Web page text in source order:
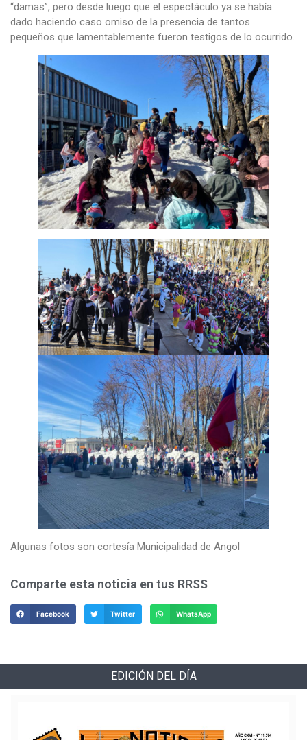
“damas”, pero desde luego que el espectáculo ya se había
dado haciendo caso omiso de la presencia de tantos
pequeños que lamentablemente fueron testigos de lo ocurrido.
Algunas fotos son cortesía Municipalidad de Angol
Comparte esta noticia en tus RRSS
Facebook Twitter WhatsApp
EDICIÓN DEL DÍA